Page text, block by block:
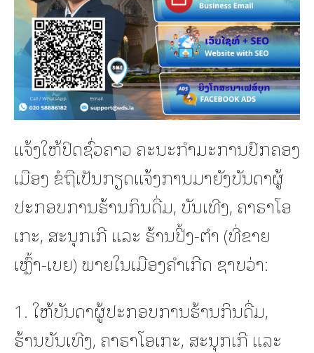
ແຈ້ງໃຫ້ປິດຊົ່ວຄາວ ຄະນະກໍາມະການປົກຄອງ
ເມືອງ ຂໍຖືເປັນກຽດແຈ້ງການມາຍັງບັນດາຜູ້
ປະກອບການຮ້ານກິນດື່ມ, ບັນເທີງ, ຄາຣາໂອ
ເກະ, ສະນຸກເກີ ແລະ ຮ້ານປີ້ງ-ຕໍາ (ທີ່ຂາຍ
ເຫຼົ້າ-ເບຍ) ພາຍໃນເມືອງຄໍາເກີດ ຊາບວ່າ:
1. ໃຫ້ບັນດາຜູ້ປະກອບການຮ້ານກິນດື່ມ,
ຮ້ານບັນເທີງ, ຄາຣາໂອເກະ, ສະນຸກເກີ ແລະ